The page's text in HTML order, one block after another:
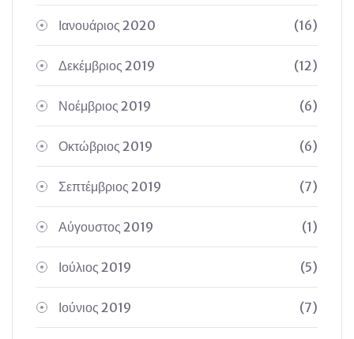
Ιανουάριος 2020 (16)
Δεκέμβριος 2019 (12)
Νοέμβριος 2019 (6)
Οκτώβριος 2019 (6)
Σεπτέμβριος 2019 (7)
Αύγουστος 2019 (1)
Ιούλιος 2019 (5)
Ιούνιος 2019 (7)